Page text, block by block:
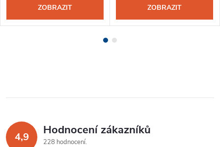
ZOBRAZIT ZOBRAZIT
4,9 Hodnocení zákazníků
228 hodnocení